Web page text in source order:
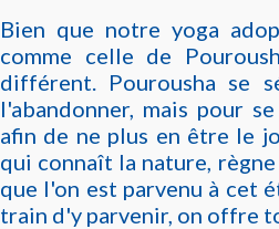
Bien que notre yoga
comme celle de
différent. Pourousha se
l'abandonner, mais pour
afin de ne plus en être le
qui connaît la nature,
que l'on est parvenu à cet
train d'y parvenir, on offre